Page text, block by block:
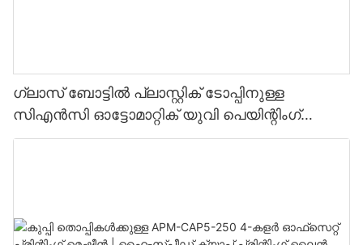
ഗ്ലാസ് ബോട്ടിൽ പ്ലാസ്റ്റിക് ടോപ്പിനുള്ള
സിഎൻസി ഓട്ടോമാറ്റിക് യുവി പെയിന്റിംഗ്
ലൈൻ